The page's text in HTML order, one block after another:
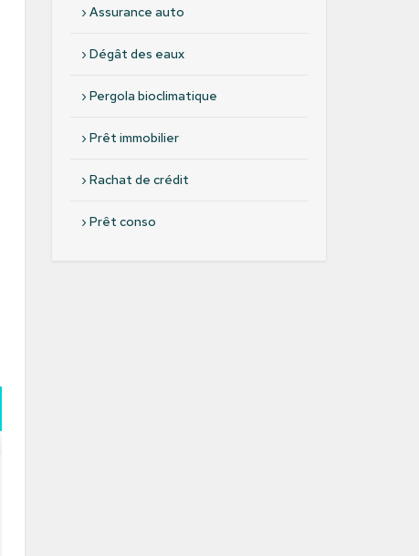
› Assurance auto
› Dégât des eaux
› Pergola bioclimatique
› Prêt immobilier
› Rachat de crédit
› Prêt conso